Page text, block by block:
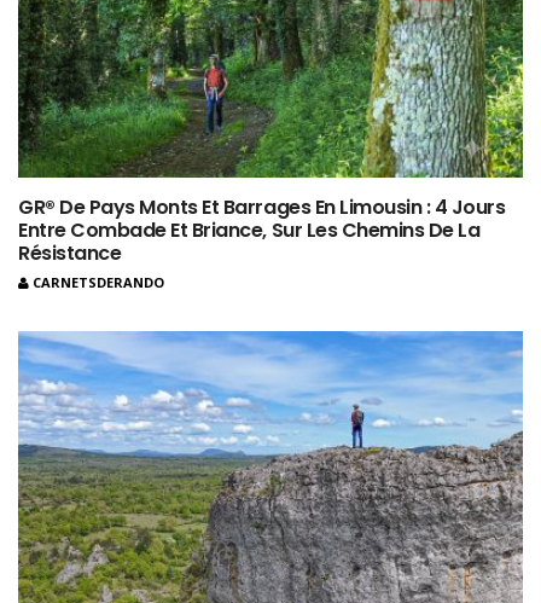
GR® De Pays Monts Et Barrages En Limousin : 4 Jours
Entre Combade Et Briance, Sur Les Chemins De La
Résistance
CARNETSDERANDO